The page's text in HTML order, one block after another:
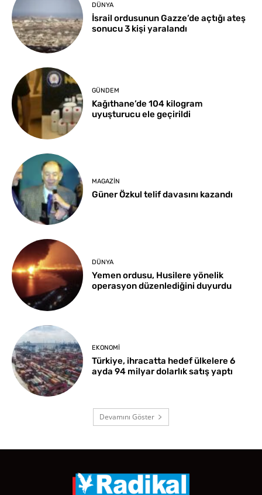
DÜNYA
İsrail ordusunun Gazze’de açtığı ateş
sonucu 3 kişi yaralandı
GÜNDEM
Kağıthane’de 104 kilogram
uyuşturucu ele geçirildi
MAGAZIN
Güner Özkul telif davasını kazandı
DÜNYA
Yemen ordusu, Husilere yönelik
operasyon düzenlediğini duyurdu
EKONOMI
Türkiye, ihracatta hedef ülkelere 6
ayda 94 milyar dolarlık satış yaptı
Devamını Göster